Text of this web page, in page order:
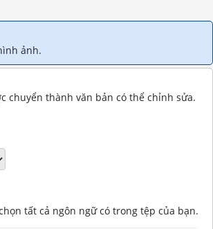
ảnh.
chuyển thành văn bản có thể chỉnh sửa.
tất cả ngôn ngữ có trong tệp của bạn.